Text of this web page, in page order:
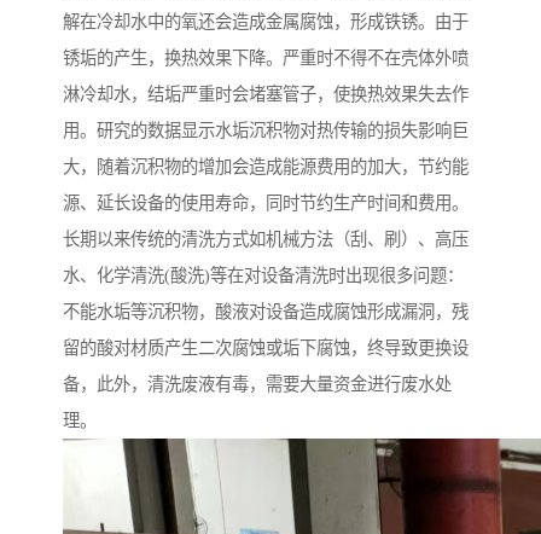
解在冷却水中的氧还会造成金属腐蚀，形成铁锈。由于
锈垢的产生，换热效果下降。严重时不得不在壳体外喷
淋冷却水，结垢严重时会堵塞管子，使换热效果失去作
用。研究的数据显示水垢沉积物对热传输的损失影响巨
大，随着沉积物的增加会造成能源费用的加大，节约能
源、延长设备的使用寿命，同时节约生产时间和费用。
长期以来传统的清洗方式如机械方法（刮、刷）、高压
水、化学清洗(酸洗)等在对设备清洗时出现很多问题：
不能水垢等沉积物，酸液对设备造成腐蚀形成漏洞，残
留的酸对材质产生二次腐蚀或垢下腐蚀，终导致更换设
备，此外，清洗废液有毒，需要大量资金进行废水处
理。